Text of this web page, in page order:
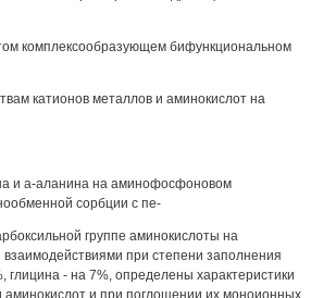
комплексообразующем бифункциональном
катионов металлов и аминокислот на
и а-аланина на аминофосфоновом
сорбции с пе-
группе аминокислоты на
при степени заполнения
- на 7%, определены характеристики
и при поглощении их моноионных